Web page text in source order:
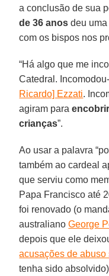
a conclusão de sua
de 36 anos deu
com os bispos nos
“Há algo que me
Catedral.
Ricardo] Ezzati.
agiram para
crianças”.
Ao usar a palavra
também ao cardeal
que serviu como
Papa Francisco até
foi renovado (o
australianoGeorge
depois que ele
acusações de abuso
tenha sido